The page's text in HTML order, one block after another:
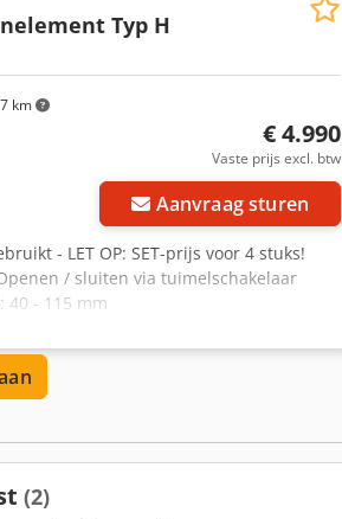
km
Typ H
€ 4.990
Vaste prijs excl. btw
Aanvraag sturen
- LET OP: SET-prijs voor 4 stuks!
/ sluiten via tuimelschakelaar
40 - 115 mm
(2)